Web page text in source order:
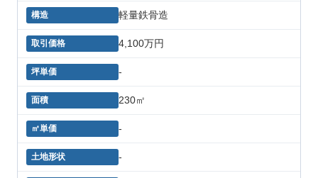
軽量鉄骨造
4,100万円
-
230㎡
-
-